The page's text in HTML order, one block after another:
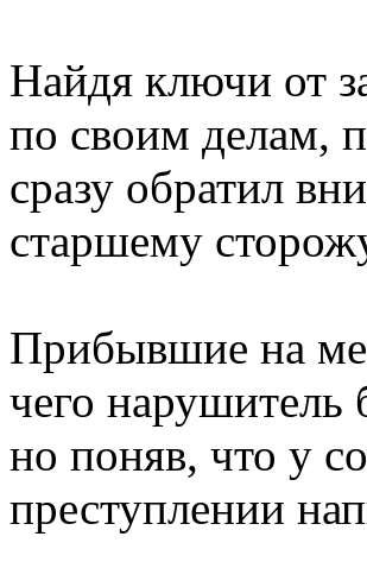
Найдя ключи от
по своим делам,
сразу обратил
старшему
Прибывшие на
чего нарушитель
но поняв, что у
преступлении